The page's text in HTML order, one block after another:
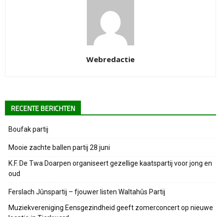
Webredactie
RECENTE BERICHTEN
Boufak partij
Mooie zachte ballen partij 28 juni
K.F. De Twa Doarpen organiseert gezellige kaatspartij voor jong en
oud
Ferslach Jûnspartij – fjouwer listen Waltahûs Partij
Muziekvereniging Eensgezindheid geeft zomerconcert op nieuwe